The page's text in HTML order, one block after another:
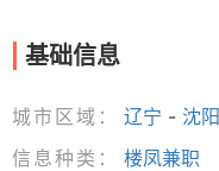
基础信息
城市区域： 辽宁 - 沈阳
信息种类：
楼凤兼职